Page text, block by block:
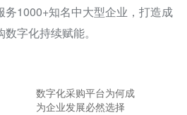
务1000+知名中大型企业，打造成
字化持续赋能。
数字化采购平台为何成
为企业发展必然选择